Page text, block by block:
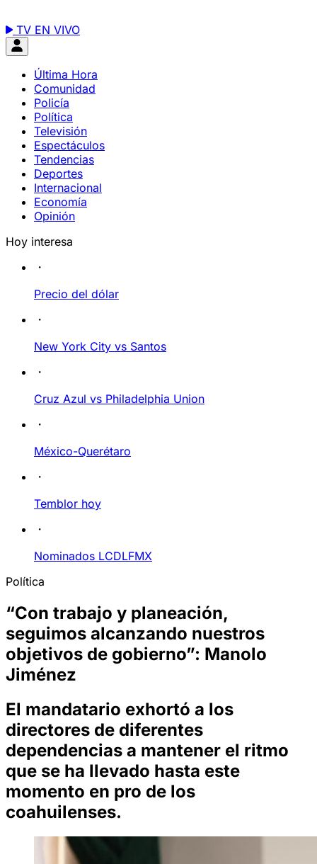
TV EN VIVO
Última Hora
Comunidad
Policía
Política
Televisión
Espectáculos
Tendencias
Deportes
Internacional
Economía
Opinión
Hoy interesa
Precio del dólar
New York City vs Santos
Cruz Azul vs Philadelphia Union
México-Querétaro
Temblor hoy
Nominados LCDLFMX
Política
“Con trabajo y planeación,
seguimos alcanzando nuestros
objetivos de gobierno”: Manolo
Jiménez
El mandatario exhortó a los
directores de diferentes
dependencias a mantener el ritmo
que se ha llevado hasta este
momento en pro de los
coahuilenses.